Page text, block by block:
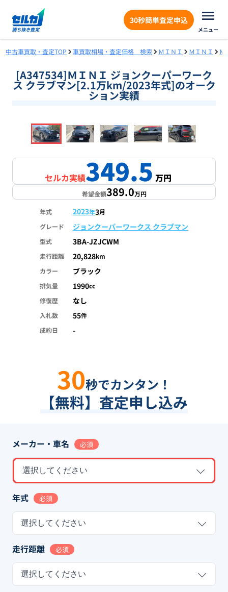
30秒簡単査定申込
メニュー
中古車買取・査定TOP 車買取相場・査定価格 検索 ＭＩＮＩ ＭＩＮＩ Ｍ
[A347534]ＭＩＮＩ ジョンクーパーワーク
ス クラブマン[2.1万km/2023年式]のオーク
ション実績
1/18
セルカ実績349.5万円
希望金額389.0万円
年式 2023年3月
グレード
ジョンクーパーワークス クラブマン
型式 3BA-JZJCWM
走行距離 20,828km
カラー
ブラック
排気量 1990cc
修復歴
なし
入札数 55件
成約日
-
30秒でカンタン！
【無料】査定申し込み
メーカー・車名 必須
選択してください
年式 必須
選択してください
走行距離 必須
選択してください